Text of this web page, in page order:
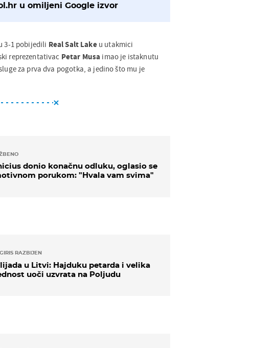
u omiljeni Google izvor
3-1 pobijedili Real Salt Lakeu utakmici
reprezentativac Petar Musa imao je istaknutu
za prva dva pogotka, a jedino što mu je
donio konačnu odluku, oglasio se
porukom: "Hvala vam svima"
RAZBIJEN
u Litvi: Hajduku petarda i velika
uoči uzvrata na Poljudu